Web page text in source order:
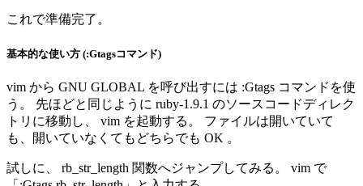
これで準備完了。
基本的な使い方 (:Gtagsコマンド)
vim から GNU GLOBAL を呼び出すには :Gtags コマンドを使
う。 先ほどと同じように ruby-1.9.1 のソースコードディレク
トリに移動し、 vim を起動する。 ファイルは開いていて
も、開いていなくてもどちらでも OK 。
試しに、 rb_str_length 関数へジャンプしてみる。 vim で